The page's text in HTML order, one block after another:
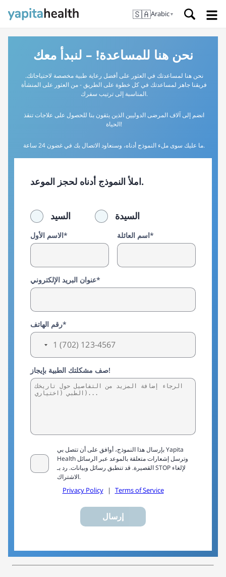
🇸🇦Arabic▼
نحن هنا للمساعدة! – لنبدأ معك
نحن هنا لمساعدتك في العثور على أفضل رعاية طبية مخصصة لاحتياجاتك.
فريقنا جاهز لمساعدتك في كل خطوة على الطريق - من العثور على المنشأة
المناسبة إلى ترتيب سفرك.
انضم إلى آلاف المرضى الدوليين الذين يثقون بنا للحصول على علاجات تنقذ
الحياة!
ما عليك سوى ملء النموذج أدناه، وسنعاود الاتصال بك في غضون 24 ساعة.
املأ النموذج أدناه لحجز الموعد.
السيد السيدة
الاسم الأول* اسم العائلة*
عنوان البريد الإلكتروني*
رقم الهاتف*
صف مشكلتك الطبية بإيجاز!
بإرسال هذا النموذج، أوافق على أن تتصل بي Yapita
Health وترسل إشعارات متعلقة بالموعد عبر الرسائل
القصيرة. قد تنطبق رسائل وبيانات. رد بـ STOP لإلغاء
الاشتراك.
Privacy Policy | Terms of Service
إرسال